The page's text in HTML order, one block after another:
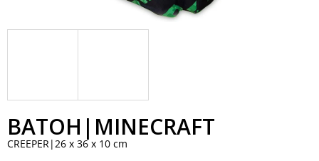
BATOH|MINECRAFT
CREEPER|26 x 36 x 10 cm